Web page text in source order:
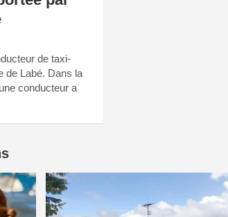
de taxi-
de Labé. Dans la
conducteur a